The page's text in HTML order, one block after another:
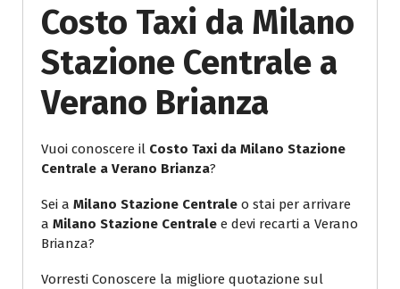
Costo Taxi da Milano
Stazione Centrale a
Verano Brianza
Vuoi conoscere il Costo Taxi da Milano Stazione
Centrale a Verano Brianza?
Sei a Milano Stazione Centrale o stai per arrivare
a Milano Stazione Centrale e devi recarti a Verano
Brianza?
Vorresti Conoscere la migliore quotazione sul